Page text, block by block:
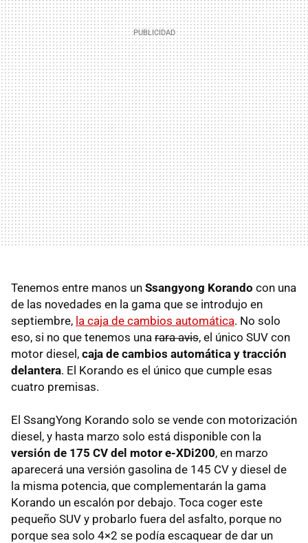
Tenemos entre manos un Ssangyong Korando con una
de las novedades en la gama que se introdujo en
septiembre, la caja de cambios automática. No solo
eso, si no que tenemos una rara avis, el único SUV con
motor diesel, caja de cambios automática y tracción
delantera. El Korando es el único que cumple esas
cuatro premisas.
El SsangYong Korando solo se vende con motorización
diesel, y hasta marzo solo está disponible con la
versión de 175 CV del motor e-XDi200, en marzo
aparecerá una versión gasolina de 145 CV y diesel de
la misma potencia, que complementarán la gama
Korando un escalón por debajo. Toca coger este
pequeño SUV y probarlo fuera del asfalto, porque no
porque sea solo 4×2 se podía escaquear de dar un